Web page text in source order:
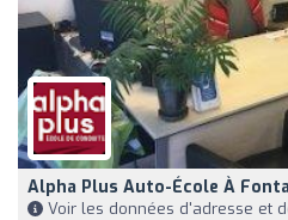
Alpha Plus Auto-École À
Voir les données d'adresse et